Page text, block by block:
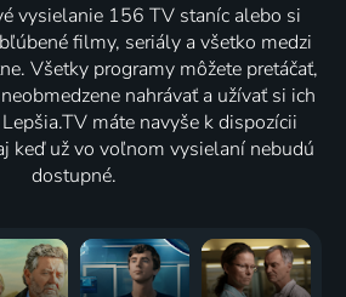
vysielanie 156 TV staníc alebo si
filmy, seriály a všetko medzi
Všetky programy môžete pretáčať,
nahrávať a užívať si ich
máte navyše k dispozícii
keď už vo voľnom vysielaní nebudú
dostupné.